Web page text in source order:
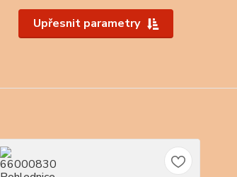
Upřesnit parametry